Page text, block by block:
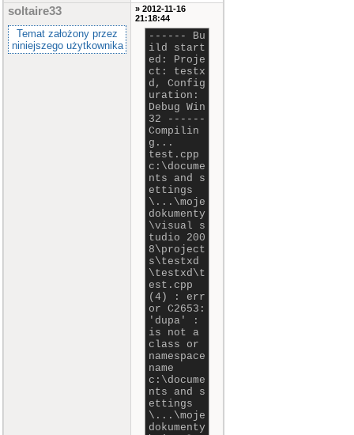
soltaire33
Temat założony przez
niniejszego użytkownika
» 2012-11-16
21:18:44
------ Bu
ild start
ed: Proje
ct: testx
d, Config
uration:
Debug Win
32 ------
Compilin
g...
test.cpp
c:\docume
nts and s
ettings
\...\moje
dokumenty
\visual s
tudio 200
8\project
s\testxd
\testxd\t
est.cpp
(4) : err
or C2653:
'dupa' :
is not a
class or
namespace
name
c:\docume
nts and s
ettings
\...\moje
dokumenty